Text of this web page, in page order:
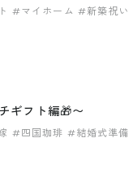
#マイホーム #新築祝い
ギフト編🎁〜
#四国珈琲 #結婚式準備